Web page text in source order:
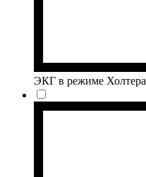
ЭКГ в режиме Холтера